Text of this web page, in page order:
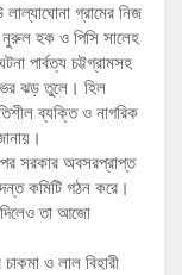
গ্রামের নিজ
নুরুল হক ও পিসি সালেহ
পার্বত্য চট্টগ্রামসহ
ঝড় তুলে। হিল
ব্যক্তি ও নাগরিক
পর সরকার অবসরপ্রাপ্ত
কমিটি গঠন করে।
তা আজো
ও লাল বিহারী